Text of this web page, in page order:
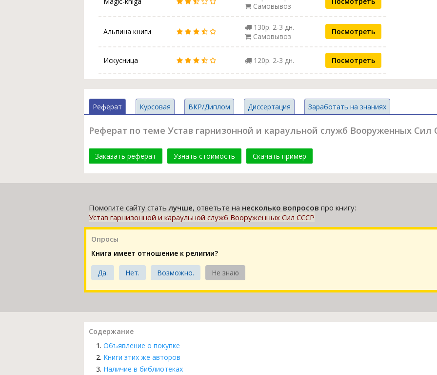
Самовывоз
Альпина книги
130р. 2-3 дн.
Самовывоз
Посмотреть
Искусница 120р. 2-3 дн. Посмотреть
Реферат Курсовая ВКР/Диплом Диссертация Заработать на знаниях
Реферат по теме Устав гарнизонной и караульной служб Вооруженных Сил
Заказать реферат Узнать стоимость Скачать пример
Помогите сайту статьлучше, ответьте на несколько вопросов про книгу:
Устав гарнизонной и караульной служб Вооруженных Сил СССР
Опросы
Книга имеет отношение к религии?
Да. Нет. Возможно. Не знаю
Содержание
Объявление о покупке
Книги этих же авторов
Наличие в библиотеках